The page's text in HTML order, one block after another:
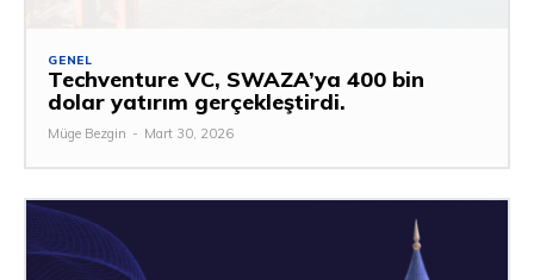
GENEL
Techventure VC, SWAZA’ya 400 bin
dolar yatırım gerçekleştirdi.
Müge Bezgin - Mart 30, 2026